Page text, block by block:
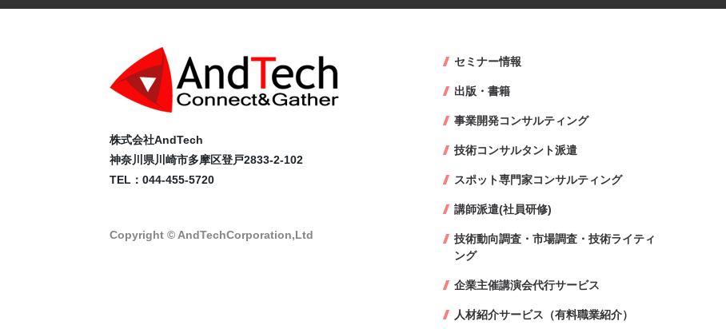
株式会社AndTech
神奈川県川崎市多摩区登戸2833-2-102
TEL：044-455-5720
Copyright © AndTechCorporation,Ltd
セミナー情報
出版・書籍
事業開発コンサルティング
技術コンサルタント派遣
スポット専門家コンサルティング
講師派遣(社員研修)
技術動向調査・市場調査・技術ライティ
ング
企業主催講演会代行サービス
人材紹介サービス（有料職業紹介）